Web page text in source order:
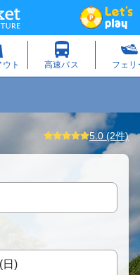
5.0 (2件)